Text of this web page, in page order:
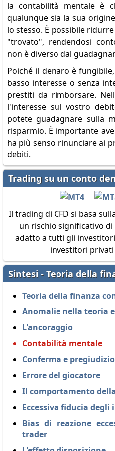
la contabilità mentale è
qualunque sia la sua
lo stesso. È possibile
"trovato", rendendosi
non è diverso dal
Poiché il denaro è
basso interesse o senza
prestiti da rimborsare.
l'interesse sul vostro
potete guadagnare sulla
risparmio. È importante
ha più senso rinunciare ai
debiti.
Trading su un conto
Il trading di CFD si basa
un rischio significativo
adatto a tutti gli
investitori
Sintesi - Teoria della
Teoria della finanza
Anomalie nella teoria
L'ancoraggio
Contabilità mentale
Conferma e
Errore del giocatore
Il comportamento
Eccessiva fiducia degli
Bias di reazione
trader